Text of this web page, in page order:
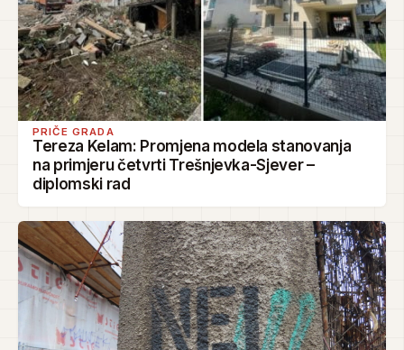
PRIČE GRADA
Tereza Kelam: Promjena modela stanovanja
na primjeru četvrti Trešnjevka-Sjever –
diplomski rad